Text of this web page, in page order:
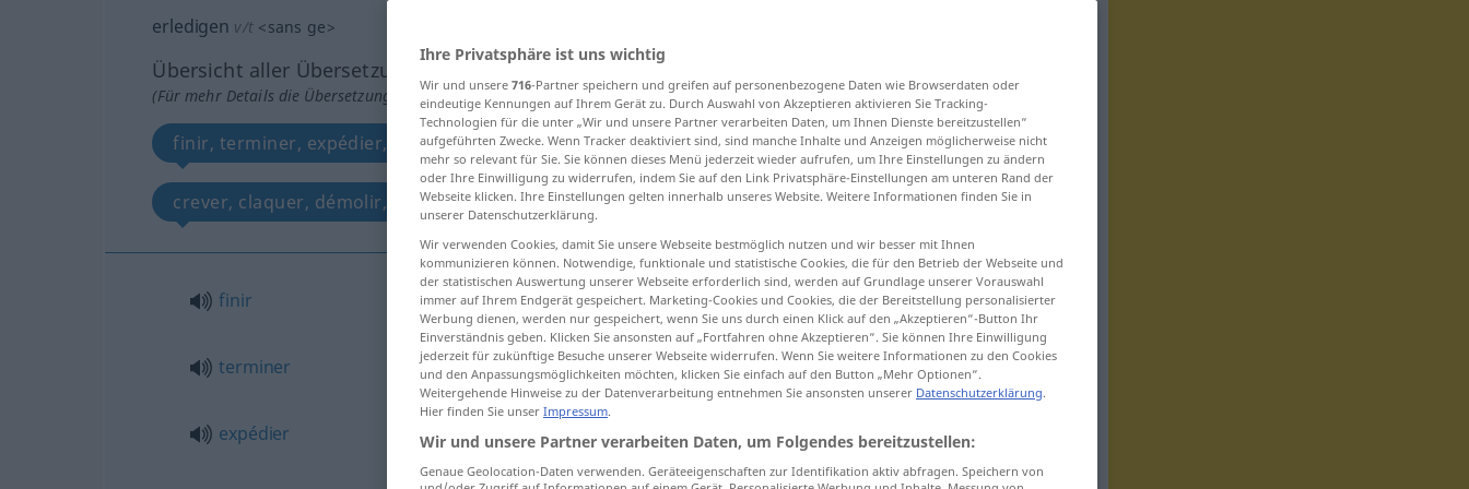
erledigen v/t <sans ge>
Übersicht aller Übersetzungen
(Für mehr Details die Übersetzung anklicken/antippen)
finir, terminer, expédier, régler, exécuter, mettre à jour
crever, claquer, démolir, démolir liquider accomplir, s’acquitter de
finir erledigenArbeit, Aufgabe
terminer erledigen
expédier erledigen laufende Geschäfte
Ihre Privatsphäre ist uns wichtig
Wir und unsere 716-Partner speichern und greifen auf personenbezogene Daten wie Browserdaten oder
eindeutige Kennungen auf Ihrem Gerät zu. Durch Auswahl von Akzeptieren aktivieren Sie Tracking-
Technologien für die unter „Wir und unsere Partner verarbeiten Daten, um Ihnen Dienste bereitzustellen“
aufgeführten Zwecke. Wenn Tracker deaktiviert sind, sind manche Inhalte und Anzeigen möglicherweise nicht
mehr so relevant für Sie. Sie können dieses Menü jederzeit wieder aufrufen, um Ihre Einstellungen zu ändern
oder Ihre Einwilligung zu widerrufen, indem Sie auf den Link Privatsphäre-Einstellungen am unteren Rand der
Webseite klicken. Ihre Einstellungen gelten innerhalb unseres Website. Weitere Informationen finden Sie in
unserer Datenschutzerklärung.
Wir verwenden Cookies, damit Sie unsere Webseite bestmöglich nutzen und wir besser mit Ihnen
kommunizieren können. Notwendige, funktionale und statistische Cookies, die für den Betrieb der Webseite und
der statistischen Auswertung unserer Webseite erforderlich sind, werden auf Grundlage unserer Vorauswahl
immer auf Ihrem Endgerät gespeichert. Marketing-Cookies und Cookies, die der Bereitstellung personalisierter
Werbung dienen, werden nur gespeichert, wenn Sie uns durch einen Klick auf den „Akzeptieren“-Button Ihr
Einverständnis geben. Klicken Sie ansonsten auf „Fortfahren ohne Akzeptieren“. Sie können Ihre Einwilligung
jederzeit für zukünftige Besuche unserer Webseite widerrufen. Wenn Sie weitere Informationen zu den Cookies
und den Anpassungsmöglichkeiten möchten, klicken Sie einfach auf den Button „Mehr Optionen“.
Weitergehende Hinweise zu der Datenverarbeitung entnehmen Sie ansonsten unserer Datenschutzerklärung.
Hier finden Sie unser Impressum.
Wir und unsere Partner verarbeiten Daten, um Folgendes bereitzustellen:
Genaue Geolocation-Daten verwenden. Geräteeigenschaften zur Identifikation aktiv abfragen. Speichern von